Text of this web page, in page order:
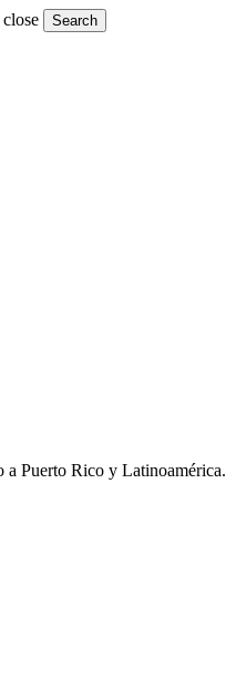
Search
a Puerto Rico y Latinoamérica.